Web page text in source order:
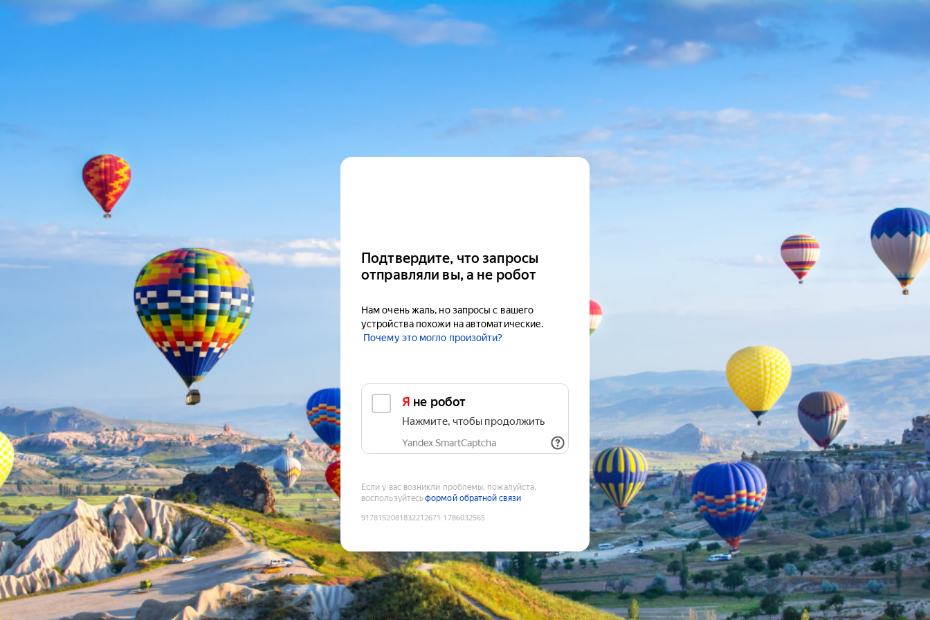
Подтвердите, что запросы
отправляли вы, а не робот
Нам очень жаль, но запросы с вашего
устройства похожи на автоматические.
Почему это могло произойти?
Я не робот
Нажмите, чтобы продолжить
Yandex SmartCaptcha
Если у вас возникли проблемы, пожалуйста,
воспользуйтесьформой обратной связи
9178152081832212671 :1786032565